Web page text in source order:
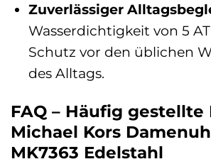
Zuverlässiger
Wasserdichtigkeit von 5
Schutz vor den üblichen
des Alltags.
FAQ – Häufig gestellte
Michael Kors
MK7363 Edelstahl